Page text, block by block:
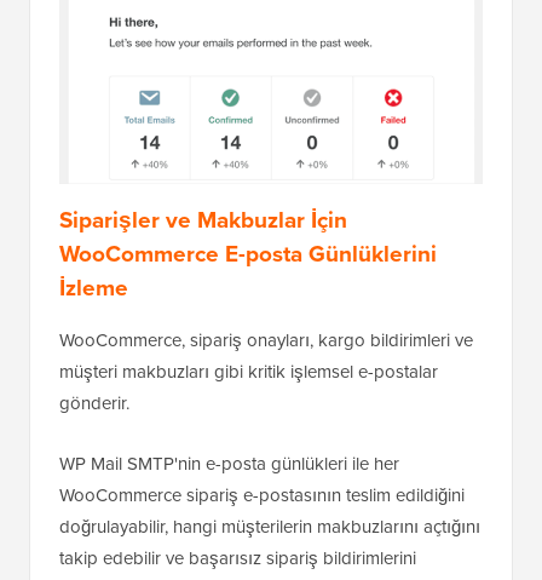
Siparişler ve Makbuzlar İçin
WooCommerce E-posta Günlüklerini
İzleme
WooCommerce, sipariş onayları, kargo bildirimleri ve
müşteri makbuzları gibi kritik işlemsel e-postalar
gönderir.
WP Mail SMTP'nin e-posta günlükleri ile her
WooCommerce sipariş e-postasının teslim edildiğini
doğrulayabilir, hangi müşterilerin makbuzlarını açtığını
takip edebilir ve başarısız sipariş bildirimlerini